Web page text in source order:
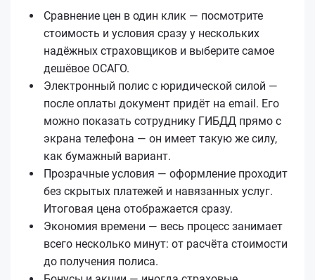
Сравнение цен в один клик — посмотрите
стоимость и условия сразу у нескольких
надёжных страховщиков и выберите самое
дешёвое ОСАГО.
Электронный полис с юридической силой —
после оплаты документ придёт на email. Его
можно показать сотруднику ГИБДД прямо с
экрана телефона — он имеет такую же силу,
как бумажный вариант.
Прозрачные условия — оформление проходит
без скрытых платежей и навязанных услуг.
Итоговая цена отображается сразу.
Экономия времени — весь процесс занимает
всего несколько минут: от расчёта стоимости
до получения полиса.